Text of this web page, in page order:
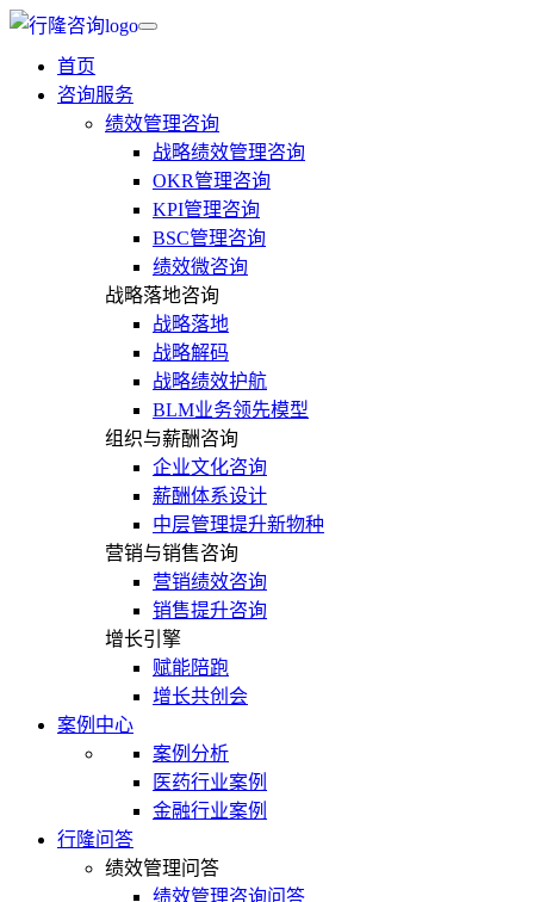
首页
咨询服务
绩效管理咨询
战略绩效管理咨询
OKR管理咨询
KPI管理咨询
BSC管理咨询
绩效微咨询
战略落地咨询
战略落地
战略解码
战略绩效护航
BLM业务领先模型
组织与薪酬咨询
企业文化咨询
薪酬体系设计
中层管理提升新物种
营销与销售咨询
营销绩效咨询
销售提升咨询
增长引擎
赋能陪跑
增长共创会
案例中心
案例分析
医药行业案例
金融行业案例
行隆问答
绩效管理问答
绩效管理咨询问答